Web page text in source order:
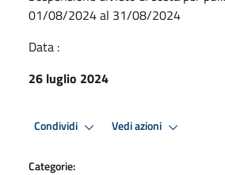
01/08/2024 al 31/08/2024
Data :
26 luglio 2024
Condividi Vedi azioni
Categorie: